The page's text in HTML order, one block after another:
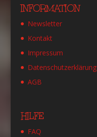
INFORMATION
Newsletter
Kontakt
Impressum
Datenschutzerklärung
AGB
HILFE
FAQ